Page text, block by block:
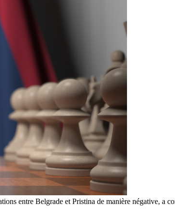
entre Belgrade et Pristina de manière négative, a